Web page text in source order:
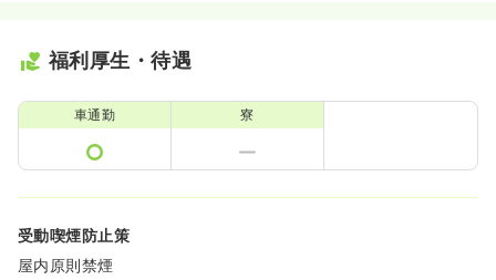
福利厚生・待遇
車通勤 寮
受動喫煙防止策
屋内原則禁煙